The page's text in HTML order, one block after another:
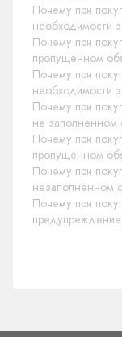
Почему при
необходимости
Почему при
пропущенном
Почему при
необходимости
Почему при
не заполненном
Почему при
пропущенном
Почему при
незаполненном
Почему при